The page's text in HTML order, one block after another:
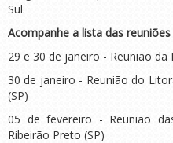
Sul.
Acompanhe a lista das
29 e 30 de janeiro - Reunião da
30 de janeiro - Reunião do
(SP)
05 de fevereiro - Reunião
Ribeirão Preto (SP)